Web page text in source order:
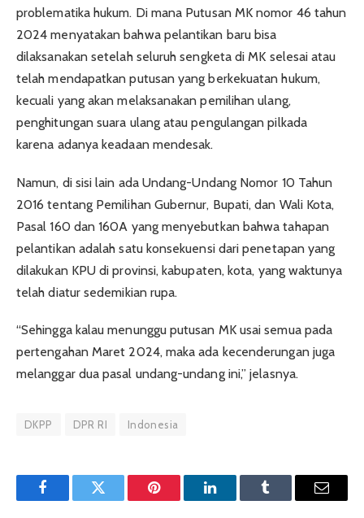
problematika hukum. Di mana Putusan MK nomor 46 tahun
2024 menyatakan bahwa pelantikan baru bisa
dilaksanakan setelah seluruh sengketa di MK selesai atau
telah mendapatkan putusan yang berkekuatan hukum,
kecuali yang akan melaksanakan pemilihan ulang,
penghitungan suara ulang atau pengulangan pilkada
karena adanya keadaan mendesak.
Namun, di sisi lain ada Undang-Undang Nomor 10 Tahun
2016 tentang Pemilihan Gubernur, Bupati, dan Wali Kota,
Pasal 160 dan 160A yang menyebutkan bahwa tahapan
pelantikan adalah satu konsekuensi dari penetapan yang
dilakukan KPU di provinsi, kabupaten, kota, yang waktunya
telah diatur sedemikian rupa.
“Sehingga kalau menunggu putusan MK usai semua pada
pertengahan Maret 2024, maka ada kecenderungan juga
melanggar dua pasal undang-undang ini,” jelasnya.
DKPP DPR RI Indonesia
FacebookTwitter Pinterest LinkedInTumblr Email